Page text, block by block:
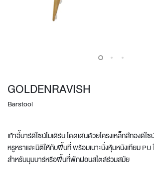
GOLDENRAVISH
Barstool
เก้าอี้บาร์ดีไซน์โมเดิร์น โดดเด่นด้วยโครงเหล็กสีทองดีไ
หรูหราและมิติให้กับพื้นที่ พร้อมเบาะนั่งหุ้มหนังเทียม PU
สำหรับมุมบาร์หรือพื้นที่พักผ่อนสไตล์ร่วมสมัย